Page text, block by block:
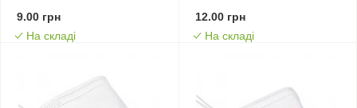
9.00 грн
На складі
12.00 грн
На складі